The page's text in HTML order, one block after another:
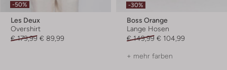
-50%
Les Deux
Overshirt
€ 179,99 € 89,99
-30%
Boss Orange
Lange Hosen
€ 149,99 € 104,99
+ mehr farben